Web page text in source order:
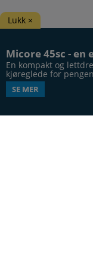
Micore 45sc -
En kompakt og
kjøreglede for
SE MER
Lukk ×